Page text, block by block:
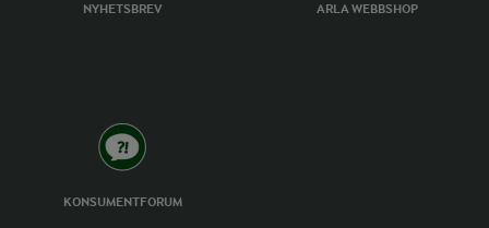
NYHETSBREV ARLA WEBBSHOP
KONSUMENTFORUM